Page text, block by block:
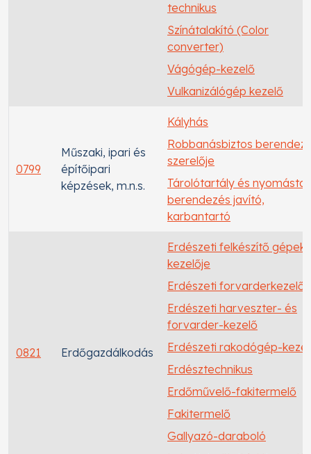
technikus
Színátalakító (Color
converter)
Vágógép-kezelő
Vulkanizálógép kezelő
0799
Műszaki, ipari és
építőipari
képzések, m.n.s.
Kályhás
Robbanásbiztos
szerelője
Tárolótartály és
berendezés javító,
karbantartó
0821 Erdőgazdálkodás
Erdészeti felkészítő gépek
kezelője
Erdészeti forvarderkezelő
Erdészeti harveszter- és
forvarder-kezelő
Erdészeti rakodógép-
Erdésztechnikus
Erdőművelő-fakitermelő
Fakitermelő
Gallyazó-daraboló